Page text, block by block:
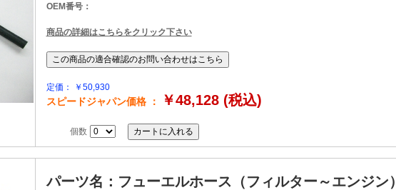
OEM番号：
商品の詳細はこちらをクリック下さい
定価： ￥50,930
スピードジャパン価格 ： ￥48,128 (税込)
個数
パーツ名：フューエルホース（フィルター～エンジン）